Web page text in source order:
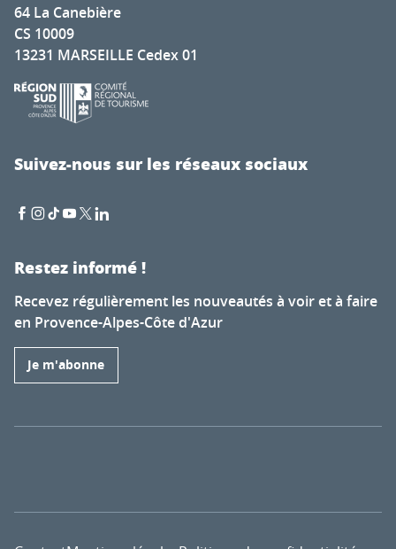
64 La Canebière
CS 10009
13231 MARSEILLE Cedex 01
Suivez-nous sur les réseaux sociaux
Restez informé !
Recevez régulièrement les nouveautés à voir et à faire
en Provence-Alpes-Côte d'Azur
Je m'abonne